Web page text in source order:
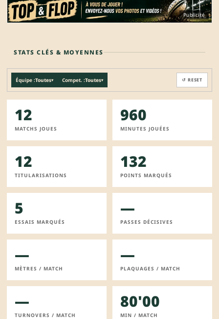
Publicité
STATS CLÉS & MOYENNES
Équipe :Toutes▾ Compet. :Toutes▾ ↺ RESET
12
MATCHS JOUES
960
MINUTES JOUÉES
12
TITULARISATIONS
132
POINTS MARQUÉS
5
ESSAIS MARQUÉS
—
PASSES DÉCISIVES
—
MÈTRES / MATCH
—
PLAQUAGES / MATCH
—
TURNOVERS / MATCH
80'00
MIN / MATCH